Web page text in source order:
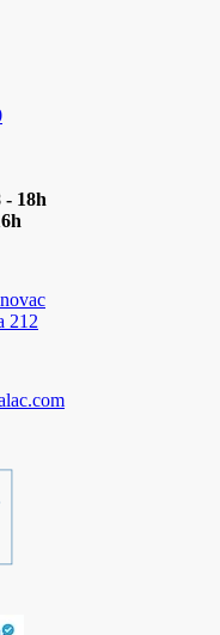
- 18h
212